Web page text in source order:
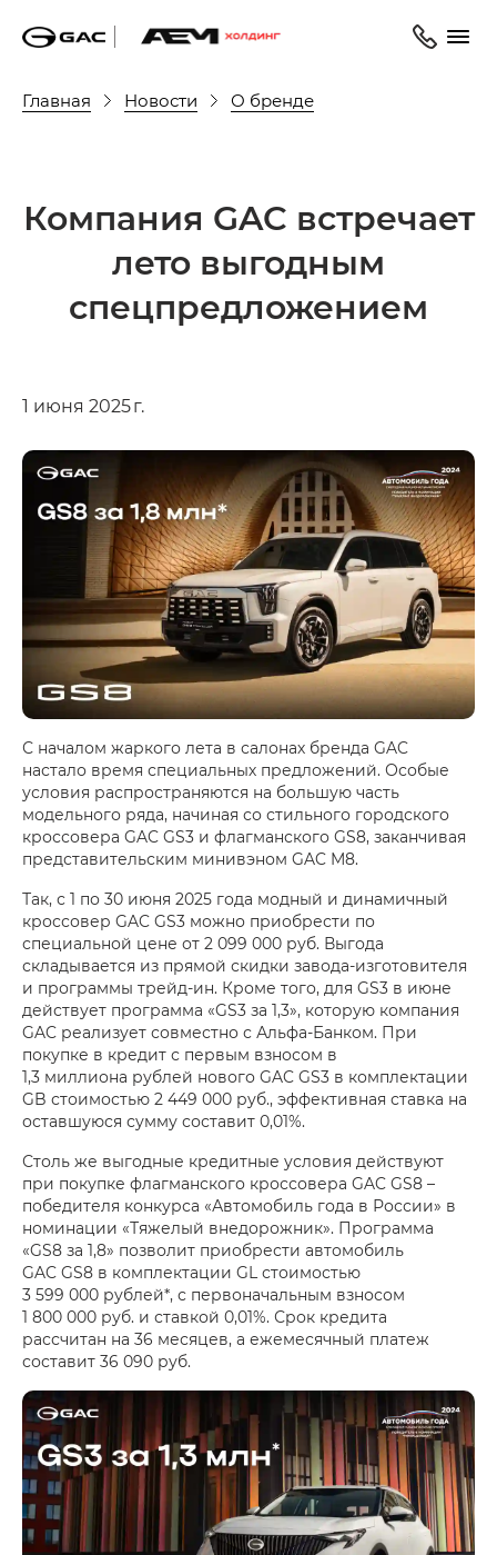
Главная Новости О бренде
Компания GAC встречает
лето выгодным
спецпредложением
1 июня 2025 г.
С началом жаркого лета в салонах бренда GAC
настало время специальных предложений. Особые
условия распространяются на большую часть
модельного ряда, начиная со стильного городского
кроссовера GAC GS3 и флагманского GS8, заканчивая
представительским минивэном GAC M8.
Так, с 1 по 30 июня 2025 года модный и динамичный
кроссовер GAC GS3 можно приобрести по
специальной цене от 2 099 000 руб. Выгода
складывается из прямой скидки завода-изготовителя
и программы трейд-ин. Кроме того, для GS3 в июне
действует программа «GS3 за 1,3», которую компания
GAC реализует совместно с Альфа-Банком. При
покупке в кредит с первым взносом в
1,3 миллиона рублей нового GAC GS3 в комплектации
GB стоимостью 2 449 000 руб., эффективная ставка на
оставшуюся сумму составит 0,01%.
Столь же выгодные кредитные условия действуют
при покупке флагманского кроссовера GAC GS8 –
победителя конкурса «Автомобиль года в России» в
номинации «Тяжелый внедорожник». Программа
«GS8 за 1,8» позволит приобрести автомобиль
GAC GS8 в комплектации GL стоимостью
3 599 000 рублей*, с первоначальным взносом
1 800 000 руб. и ставкой 0,01%. Срок кредита
рассчитан на 36 месяцев, а ежемесячный платеж
составит 36 090 руб.